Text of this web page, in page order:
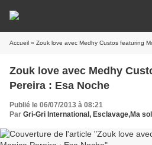
Accueil » Zouk love avec Medhy Custos featuring
Zouk love avec Medhy
Pereira : Esa Noche
Publié le 06/07/2013 à 08:21
Par Gri-Gri International, Esclavage,Ma solange Oussou, Traite Negriere, DOM TOM,Afrique, Paris, Caraibes, EXPO